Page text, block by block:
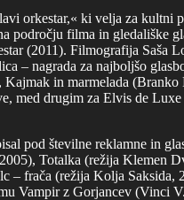
orkestar,« ki velja za kultni
področju filma in gledališke
(2011). Filmografija Saša
– nagrada za najboljšo
in marmelada
med drugim za Elvis de
pod številne reklamne in
Totalka (režija Klemen
frača (režija Kolja Saksida,
Vampir z Gorjancev (Vinci